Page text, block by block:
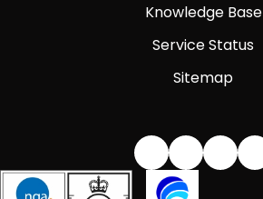
Knowledge Base
Service Status
Sitemap